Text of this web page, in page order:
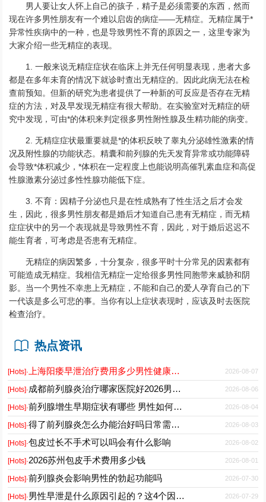
男人要让女人怀上自己的孩子，精子是必须需要的东西，然而
现在许多男性朋友有一个难以启齿的病症——无精症。无精症属于*
异常性疾病中的一种，也是导致男性不育的原因之一，这里专家为
大家介绍一些无精症的表现。
1. 一般来说无精症症状在临床上并无任何明显表现，患者大多
都是在多年未育的情况下就诊时查出无精症的。因此此病无法在检
查前预知。但新的研究为患者提供了一种新的可反应是否存在无精
症的方法，对及早发现无精症有很大帮助。在实验室对无精症的研
究中发现，可由*的体积来判定很多男性附性腺及生精功能的病变。
2. 无精症症状最重要就是*的体积反映了睾丸分泌雄性激素的情
况及附性腺的功能状态。精囊和前列腺的先天发育异常或功能障碍
会导致*体积减少，*体积在一定程度上也能说明高催乳素血症和高促
性腺激素分泌过多性性腺功能低下症。
3. 不育：因精子分泌也只是在性成熟有了性生活之后才会发
生，因此，很多男性朋友都是婚后才知道自己患有无精症，而无精
症症状中的另一个表现就是导致男性不育，因此，对于婚后迟迟不
能生育者，可考虑是否患有无精症。
无精症的病因繁多，十分复杂，很多平时十分常见的因素都有
可能造成无精症。我相信无精症一定给很多男性同胞带来威胁和阴
影。当一个男性不幸患上无精症，不能和自己的爱人孕育自己的下
一代该是多么可悲的事。当你有以上症状表现时，应该及时去医院
检查治疗。
热点资讯
[Hots]·上海阳痿早泄治疗费用多少男性健康专科医院2026 2026-08-07
[Hots]·成都前列腺炎治疗哪家医院好2026男性专科门诊推荐 2026-08-06
[Hots]·前列腺增生早期症状有哪些 男性如何科学预防与日常护理 2026-08-04
[Hots]·得了前列腺炎怎么办能治好吗日常需要注意什么 2026-08-03
[Hots]·包皮过长不手术可以吗会有什么影响 2026-08-02
[Hots]·2026苏州包皮手术费用多少钱 2026-08-01
[Hots]·前列腺炎会影响男性的勃起功能吗 2026-07-30
[Hots]·男性早泄是什么原因引起的？这4个因素最常见 2026-07-29